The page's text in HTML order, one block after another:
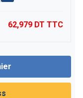
62,979 DT TTC